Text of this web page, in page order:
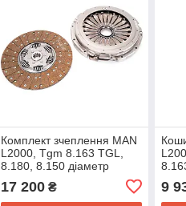
Комплект зчеплення MAN
L2000, Tgm 8.163 TGL,
8.180, 8.150 діаметр
Ман л
17 200₴ 9